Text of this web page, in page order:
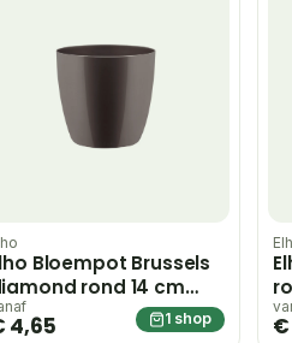
Bloempot Brussels
rond 14 cm
pearl – wit
4,65 1 shop €